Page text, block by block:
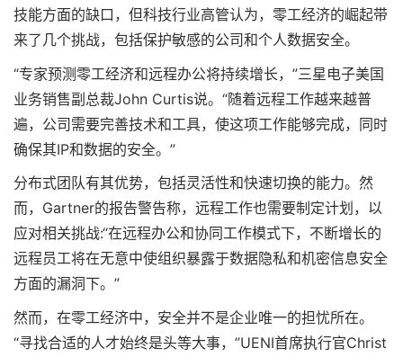
技能方面的缺口，但科技行业高管认为，零工经济的崛起带
来了几个挑战，包括保护敏感的公司和个人数据安全。
“专家预测零工经济和远程办公将持续增长，”三星电子美国
业务销售副总裁John Curtis说。“随着远程工作越来越普
遍，公司需要完善技术和工具，使这项工作能够完成，同时
确保其IP和数据的安全。”
分布式团队有其优势，包括灵活性和快速切换的能力。然
而，Gartner的报告警告称，远程工作也需要制定计划，以
应对相关挑战:“在远程办公和协同工作模式下，不断增长的
远程员工将在无意中使组织暴露于数据隐私和机密信息安全
方面的漏洞下。”
然而，在零工经济中，安全并不是企业唯一的担忧所在。
“寻找合适的人才始终是头等大事，”UENI首席执行官Christ